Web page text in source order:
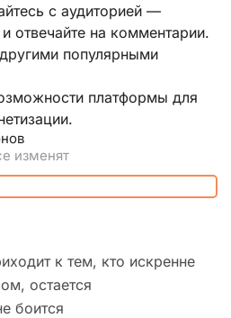
с аудиторией —
отвечайте на комментарии.
популярными
платформы для
изменят
к тем, кто искренне
остается
боится